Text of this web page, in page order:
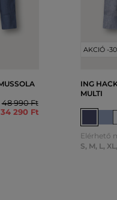
48 990 Ft
34 290 Ft
AKCIÓ -
ING
MULTI
Elérhető
S, M, L, XL,